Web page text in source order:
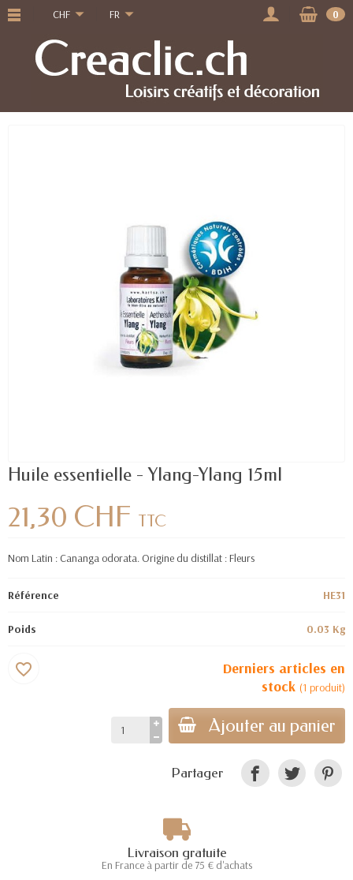
CHF FR 0
Huile essentielle - Ylang-Ylang 15ml
21,30 CHF TTC
Nom Latin : Cananga odorata. Origine du distillat : Fleurs
Référence HE31
Poids 0.03 Kg
Derniers articles en
stock (1 produit)
Ajouter au panier
favorite_border
Partager
Livraison gratuite
En France à partir de 75 € d'achats